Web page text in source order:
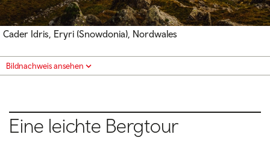
Cader Idris, Eryri (Snowdonia), Nordwales
Bildnachweis ansehen
Eine leichte Bergtour